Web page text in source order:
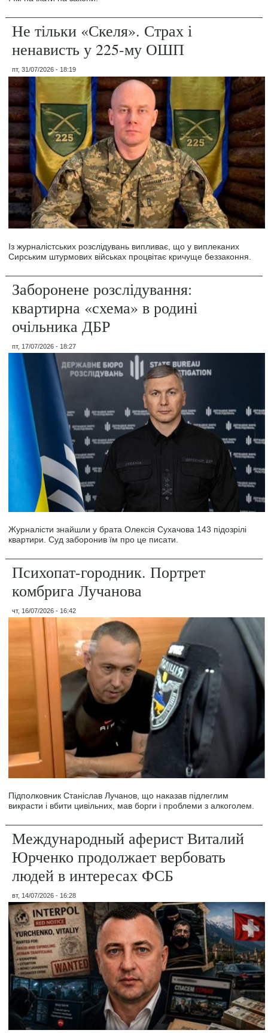
Не тільки «Скеля». Страх і
ненависть у 225-му ОШП
пт, 31/07/2026 - 18:19
Із журналістських розслідувань випливає, що у виплеканих
Сирським штурмових військах процвітає кричуще беззаконня.
Заборонене розслідування:
квартирна «схема» в родині
очільника ДБР
пт, 17/07/2026 - 18:27
Журналісти знайшли у брата Олексія Сухачова 143 підозрілі
квартири. Суд заборонив їм про це писати.
Психопат-городник. Портрет
комбрига Лучанова
чт, 16/07/2026 - 16:42
Підполковник Станіслав Лучанов, що наказав підлеглим
викрасти і вбити цивільних, мав борги і проблеми з алкоголем.
Международный аферист Виталий
Юрченко продолжает вербовать
людей в интересах ФСБ
вт, 14/07/2026 - 16:28